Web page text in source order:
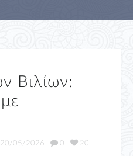
Βιλίων:
20/05/2026 0 20